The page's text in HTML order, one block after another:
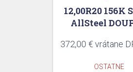
12,00R20 156K
AllSteel
372,00 €vrátane
OSTATNE